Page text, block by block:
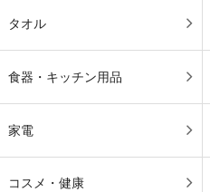
タオル
食器・キッチン用品
家電
コスメ・健康